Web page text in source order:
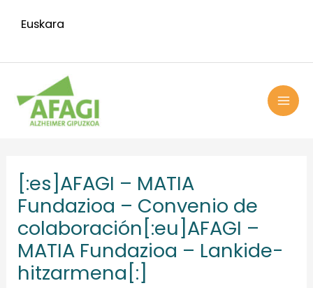
Euskara
[:es]AFAGI – MATIA
Fundazioa – Convenio de
colaboración[:eu]AFAGI –
MATIA Fundazioa – Lankide-
hitzarmena[:]
entradas